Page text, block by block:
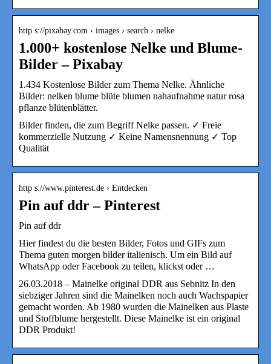
http s://pixabay.com › images › search › nelke
1.000+ kostenlose Nelke und Blume-
Bilder – Pixabay
1.434 Kostenlose Bilder zum Thema Nelke. Ähnliche
Bilder: nelken blume blüte blumen nahaufnahme natur rosa
pflanze blütenblätter.
Bilder finden, die zum Begriff Nelke passen. ✓ Freie
kommerzielle Nutzung ✓ Keine Namensnennung ✓ Top
Qualität
http s://www.pinterest.de › Entdecken
Pin auf ddr – Pinterest
Pin auf ddr
Hier findest du die besten Bilder, Fotos und GIFs zum
Thema guten morgen bilder italienisch. Um ein Bild auf
WhatsApp oder Facebook zu teilen, klickst oder …
26.03.2018 – Mainelke original DDR aus Sebnitz In den
siebziger Jahren sind die Mainelken noch auch Wachspapier
gemacht worden. Ab 1980 wurden die Mainelken aus Plaste
und Stoffblume hergestellt. Diese Mainelke ist ein original
DDR Produkt!